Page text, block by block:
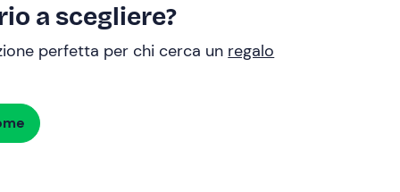
a scegliere?
perfetta per chi cerca un regalo